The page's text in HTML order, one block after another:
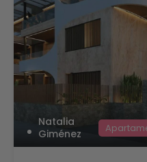
Natalia
Giménez